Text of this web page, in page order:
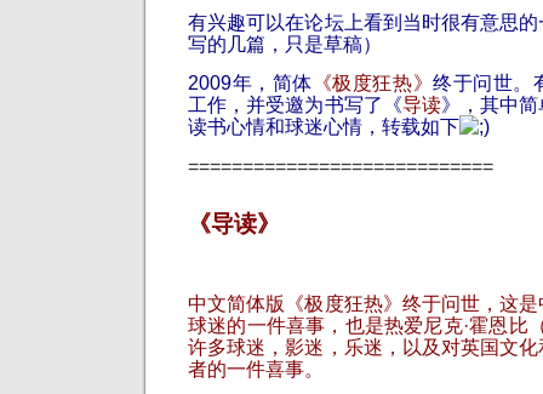
有兴趣可以在论坛上看到当时很有意思
写的几篇，只是草稿）
2009年，简体 《极度狂热》终于问世。
工作，并受邀为书写了《导读》，其中
读书心情和球迷心情，转载如下
============================
《导读》
中文简体版《极度狂热》终于问世，这
球迷的一件喜事，也是热爱尼克·霍恩比
许多球迷，影迷，乐迷，以及对英国文
者的一件喜事。